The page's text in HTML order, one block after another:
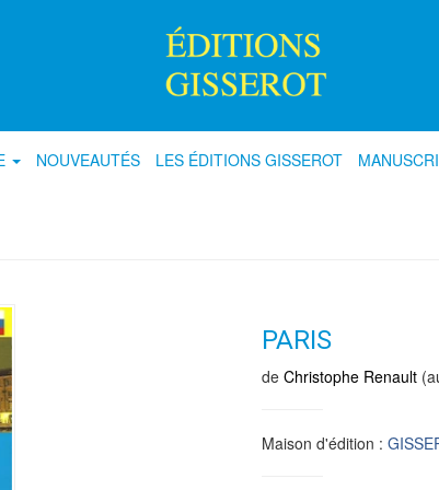
NOUVEAUTÉS LES ÉDITIONS GISSEROT
PARIS
de Christophe Renault
Maison d'édition :